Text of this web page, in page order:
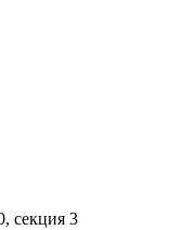
секция 3